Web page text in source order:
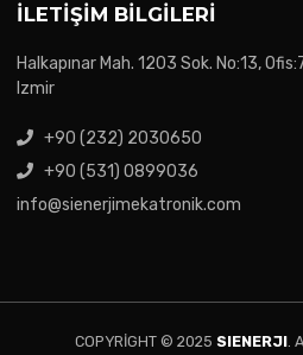
İLETIŞIM BILGILERI
Halkapınar Mah. 1203 Sok. No:13,
Izmir
+90 (232) 2030650
+90 (531) 0899036
info@sienerjimekatronik.com
COPYRIGHT © 2025 SIENERJI.